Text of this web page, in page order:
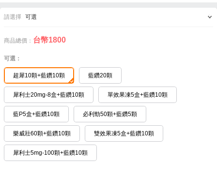
請選擇 可選
商品總價： 台幣1800
可選：
超犀10顆+藍鑽10顆 藍鑽20顆
犀利士20mg-8盒+藍鑽10顆 單效果凍5盒+藍鑽10顆
藍P5盒+藍鑽10顆 必利勁50顆+藍鑽5顆
樂威壯60顆+藍鑽10顆 雙效果凍5盒+藍鑽10顆
犀利士5mg-100顆+藍鑽10顆